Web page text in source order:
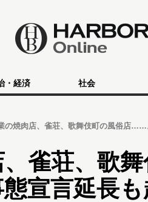
・経済 社会
の焼肉店、雀荘、歌舞伎町の風俗店……
雀荘、歌
宣言延長も